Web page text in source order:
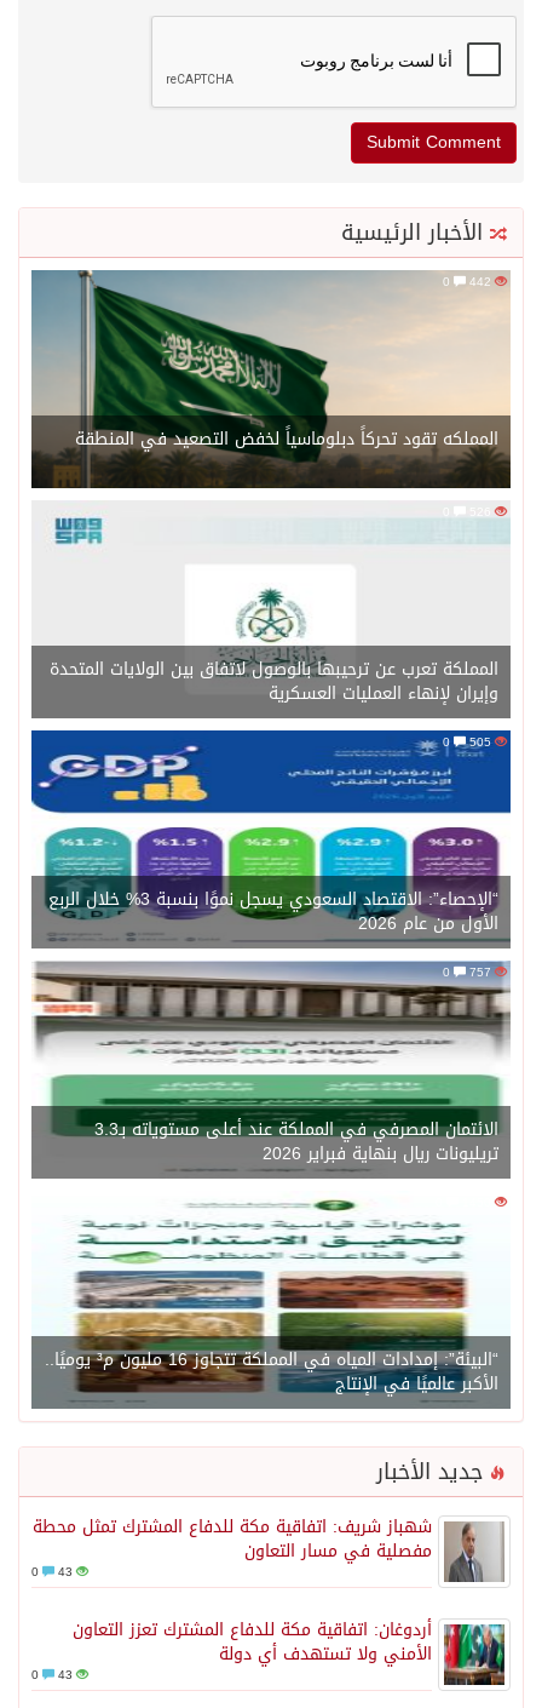
الأخبار الرئيسية
المملكه تقود تحركاً دبلوماسياً لخفض التصعيد في المنطقة
526
المملكة تعرب عن ترحيبها بالوصول لاتفاق بين الولايات المتحدة
وإيران لإنهاء العمليات العسكرية
505
“الإحصاء”: الاقتصاد السعودي يسجل نموًا بنسبة 3% خلال الربع
الأول من عام 2026
757
0
الائتمان المصرفي في المملكة عند أعلى مستوياته بـ3.3
تريليونات ريال بنهاية فبراير 2026
1450
“البيئة”: إمدادات المياه في المملكة تتجاوز 16 مليون م³ يوميًا..
الأكبر عالميًا في الإنتاج
جديد الأخبار
شهباز شريف: اتفاقية مكة للدفاع المشترك تمثل محطة
مفصلية في مسار التعاون
43
أردوغان: اتفاقية مكة للدفاع المشترك تعزز التعاون
الأمني ولا تستهدف أي دولة
43